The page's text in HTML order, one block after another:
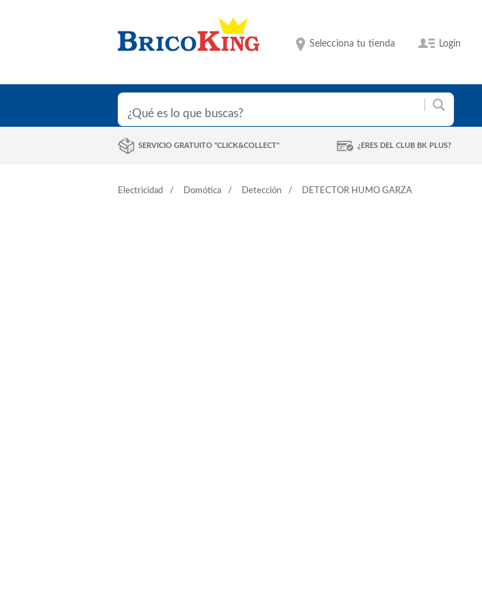
Selecciona tu tienda Login
SERVICIO GRATUITO "CLICK&COLLECT" ¿ERES DEL CLUB BK PLUS?
Electricidad Domótica Detección DETECTOR HUMO GARZA